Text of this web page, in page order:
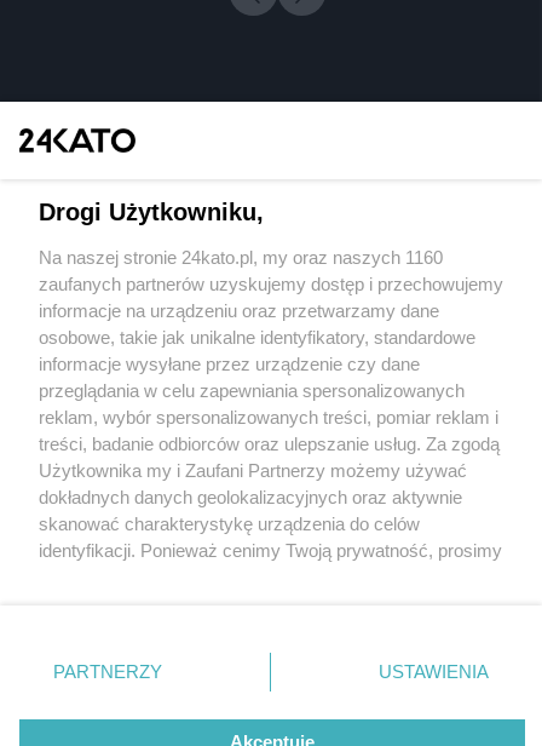
8 / 0
Wydawca mediów lokalnych
Nie zapomnij
zapoznać się z:
polityką prywatności regulamin korzystania z portali
Twojemiasto
Piekary Śląskie
Chorzów
Tarnowskie Góry
Gliwice
Skontakuj sięz nami
Kontakt
Wydawca
Redakcja
Drogi Użytkowniku,
Na naszej stronie 24kato.pl, my oraz naszych 1160
zaufanych partnerów uzyskujemy dostęp i przechowujemy
informacje na urządzeniu oraz przetwarzamy dane
osobowe, takie jak unikalne identyfikatory, standardowe
informacje wysyłane przez urządzenie czy dane
przeglądania w celu zapewniania spersonalizowanych
reklam, wybór spersonalizowanych treści, pomiar reklam i
treści, badanie odbiorców oraz ulepszanie usług. Za zgodą
Użytkownika my i Zaufani Partnerzy możemy używać
dokładnych danych geolokalizacyjnych oraz aktywnie
skanować charakterystykę urządzenia do celów
identyfikacji. Ponieważ cenimy Twoją prywatność, prosimy
prywatności znajdujący się w lewym dolnym rogu strony
. Niektóre rodzaje przetwarzania danych nie wymagają
zgody użytkownika, ale masz prawo sprzeciwić się
takiemu przetwarzaniu. Preferencje będą miały
PARTNERZY USTAWIENIA
Akceptuję